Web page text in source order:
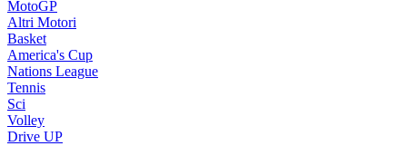
MotoGP
Altri Motori
Basket
America's Cup
Nations League
Tennis
Sci
Volley
Drive UP